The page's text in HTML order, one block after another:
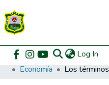
Log In
Communities & Collections
All of DSpace
Home Pregrado
Economía